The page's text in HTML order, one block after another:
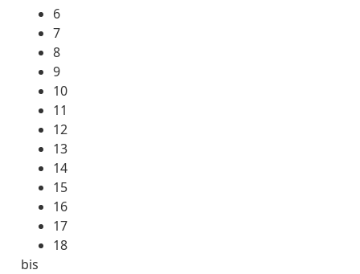
6
7
8
9
10
11
12
13
14
15
16
17
18
bis